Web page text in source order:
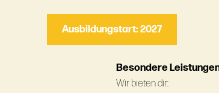
Ausbildungstart: 2027
Besondere
Wir bieten dir: